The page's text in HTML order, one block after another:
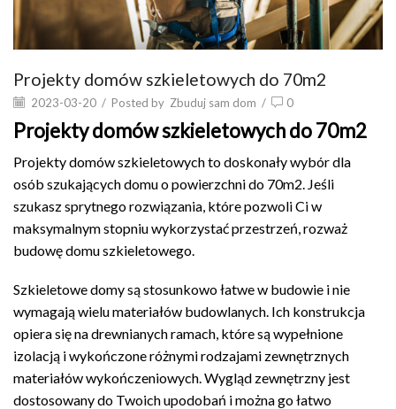
Projekty domów szkieletowych do 70m2
2023-03-20 / Posted by Zbuduj sam dom / 0
Projekty domów szkieletowych do 70m2
Projekty domów szkieletowych to doskonały wybór dla
osób szukających domu o powierzchni do 70m2. Jeśli
szukasz sprytnego rozwiązania, które pozwoli Ci w
maksymalnym stopniu wykorzystać przestrzeń, rozważ
budowę domu szkieletowego.
Szkieletowe domy są stosunkowo łatwe w budowie i nie
wymagają wielu materiałów budowlanych. Ich konstrukcja
opiera się na drewnianych ramach, które są wypełnione
izolacją i wykończone różnymi rodzajami zewnętrznych
materiałów wykończeniowych. Wygląd zewnętrzny jest
dostosowany do Twoich upodobań i można go łatwo